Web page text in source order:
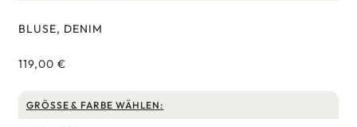
BLUSE, DENIM
119,00 €
GRÖSSE & FARBE WÄHLEN: